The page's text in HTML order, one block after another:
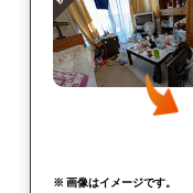
※ 画像はイメージです。